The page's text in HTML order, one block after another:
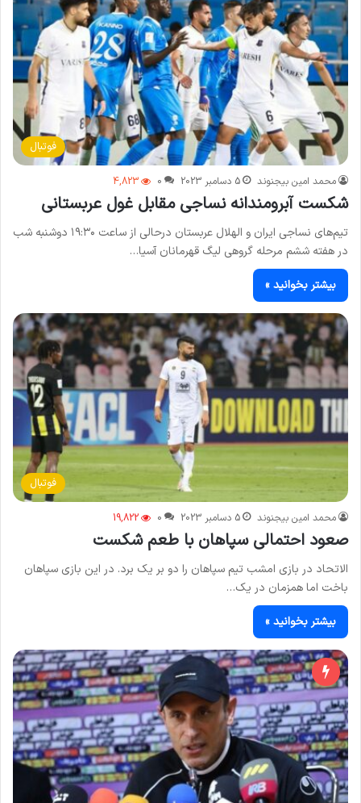
فوتبال
محمد امین بیجنوند 5 دسامبر 2023 0
4,823
شکست آبرومندانه نساجی مقابل غول عربستانی
تیم‌های نساجی ایران و الهلال عربستان درحالی از ساعت ۱۹:۳۰ دوشنبه شب
در هفته ششم مرحله گروهی لیگ قهرمانان آسیا…
بیشتر بخوانید »
فوتبال
محمد امین بیجنوند 5 دسامبر 2023 0
19,822
صعود احتمالی سپاهان با طعم شکست
الاتحاد در بازی امشب تیم سپاهان را دو بر یک برد. در این بازی سپاهان
باخت اما همزمان در یک…
بیشتر بخوانید »